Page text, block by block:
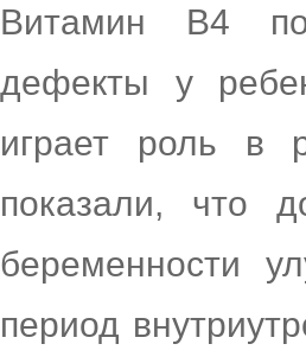
Витамин В4
дефекты у
играет роль в
показали, что
беременности
период